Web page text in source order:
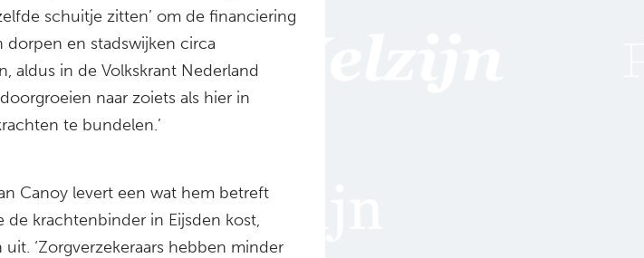
schuitje zitten’ om de financiering
dorpen en stadswijken circa
aldus in de Volkskrant Nederland
naar zoiets als hier in
te bundelen.’
Canoy levert een wat hem betreft
de krachtenbinder in Eijsden kost,
‘Zorgverzekeraars hebben minder